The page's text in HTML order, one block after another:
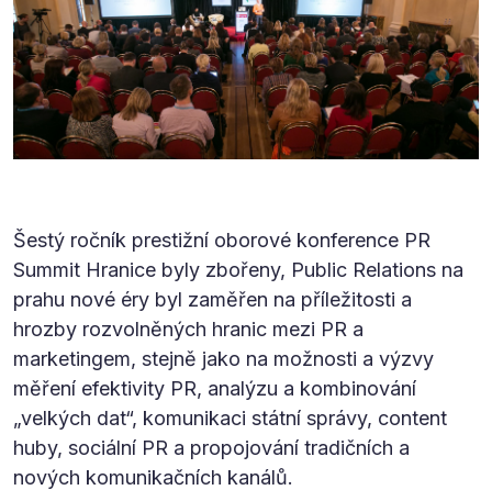
Šestý ročník prestižní oborové konference PR
Summit Hranice byly zbořeny, Public Relations na
prahu nové éry byl zaměřen na příležitosti a
hrozby rozvolněných hranic mezi PR a
marketingem, stejně jako na možnosti a výzvy
měření efektivity PR, analýzu a kombinování
„velkých dat“, komunikaci státní správy, content
huby, sociální PR a propojování tradičních a
nových komunikačních kanálů.